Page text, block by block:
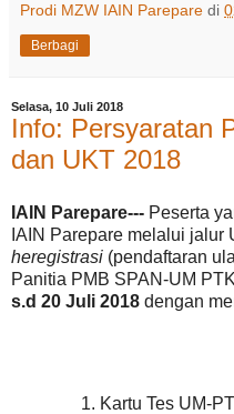
Prodi MZW IAIN Parepare di
Berbagi
Selasa, 10 Juli 2018
Info: Persyaratan
dan UKT 2018
IAIN Parepare--- Peserta
IAIN Parepare melalui jalur
heregistrasi (pendaftaran
Panitia PMB SPAN-UM
s.d 20 Juli 2018 dengan
Kartu Tes UM-